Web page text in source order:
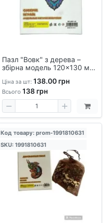
Пазл "Вовк" з дерева –
збірна модель 120×130 мм
головоломка
Ціна за шт: 138.00 грн
Всього 138 грн
Код товару: prom-1991810631
SKU: 1991810631